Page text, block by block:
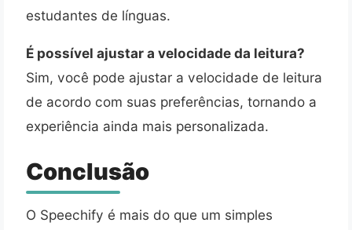
estudantes de línguas.
É possível ajustar a velocidade da leitura?
Sim, você pode ajustar a velocidade de leitura
de acordo com suas preferências, tornando a
experiência ainda mais personalizada.
Conclusão
O Speechify é mais do que um simples